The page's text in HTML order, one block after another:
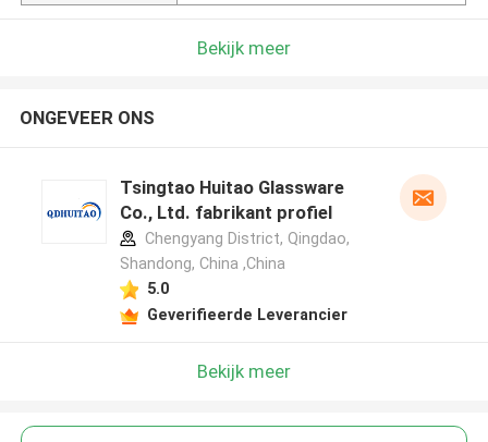
Bekijk meer
ONGEVEER ONS
Tsingtao Huitao Glassware
Co., Ltd. fabrikant profiel
Chengyang District, Qingdao,
Shandong, China ,China
5.0
Geverifieerde Leverancier
Bekijk meer